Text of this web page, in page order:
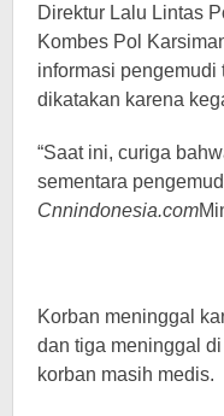
Direktur Lalu Lintas
Kombes Pol
informasi pengemudi
dikatakan karena
“Saat ini, curiga
sementara
Cnnindonesia.com
Korban meninggal
dan tiga meninggal
korban masih medis.